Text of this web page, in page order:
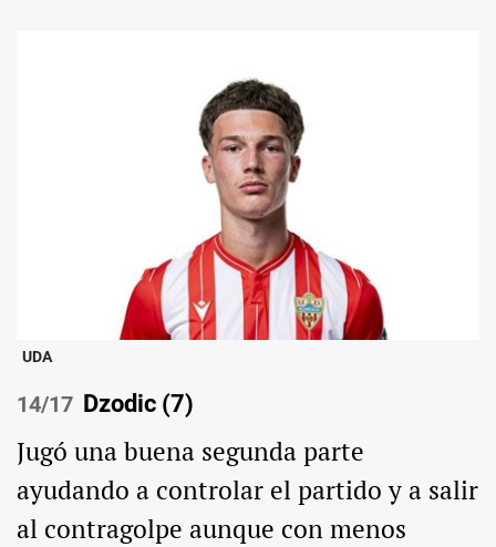
UDA
/17 Dzodic (7)
Jugó una buena segunda parte
ayudando a controlar el partido y a salir
al contragolpe aunque con menos